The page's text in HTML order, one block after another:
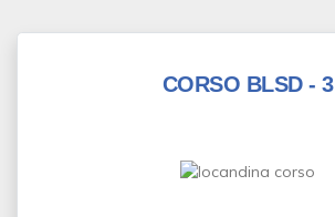
CORSO BLSD - 3